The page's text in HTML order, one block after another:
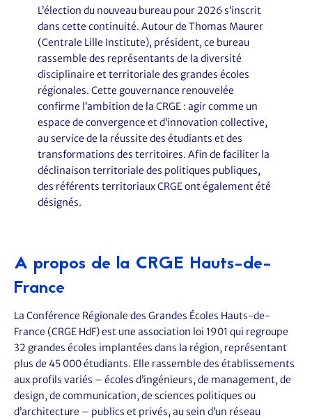
L’élection du nouveau bureau pour 2026 s’inscrit
dans cette continuité. Autour de Thomas Maurer
(Centrale Lille Institute), président, ce bureau
rassemble des représentants de la diversité
disciplinaire et territoriale des grandes écoles
régionales. Cette gouvernance renouvelée
confirme l’ambition de la CRGE : agir comme un
espace de convergence et d’innovation collective,
au service de la réussite des étudiants et des
transformations des territoires. Afin de faciliter la
déclinaison territoriale des politiques publiques,
des référents territoriaux CRGE ont également été
désignés.
A propos de la CRGE Hauts-de-
France
La Conférence Régionale des Grandes Écoles Hauts-de-
France (CRGE HdF) est une association loi 1901 qui regroupe
32 grandes écoles implantées dans la région, représentant
plus de 45 000 étudiants. Elle rassemble des établissements
aux profils variés – écoles d’ingénieurs, de management, de
design, de communication, de sciences politiques ou
d’architecture – publics et privés, au sein d’un réseau